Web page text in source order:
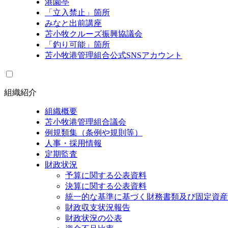
港園亭
「立入禁止」箇所
みなと出前講座
苫小牧クルーズ振興協議会
「釣り可能」箇所
苫小牧港管理組合公式SNSアカウント
組織紹介
組織概要
苫小牧港管理組合議会
例規類集（条例や規則等）
人事・採用情報
定期監査
財政状況
予算に関する公表資料
決算に関する公表資料
統一的な基準に基づく財務書類及び固定資
財政収支状況報告
財政状況の公表